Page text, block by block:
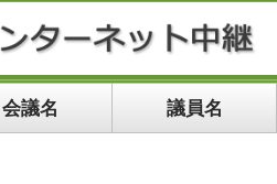
会議名 議員名